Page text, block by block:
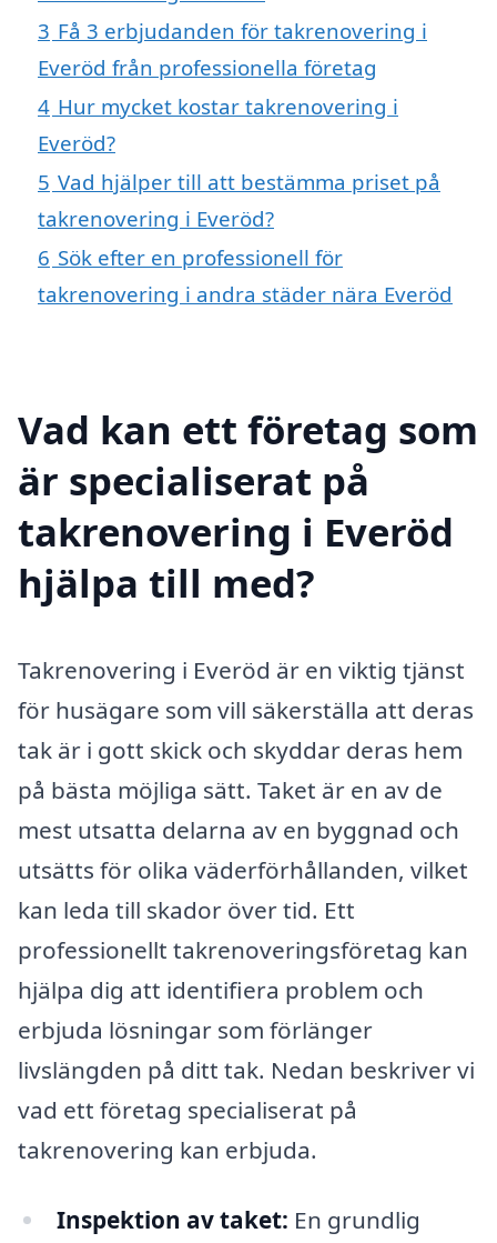
3 Få 3 erbjudanden för takrenovering i
Everöd från professionella företag
4 Hur mycket kostar takrenovering i
Everöd?
5 Vad hjälper till att bestämma priset på
takrenovering i Everöd?
6 Sök efter en professionell för
takrenovering i andra städer nära Everöd
Vad kan ett företag som
är specialiserat på
takrenovering i Everöd
hjälpa till med?
Takrenovering i Everöd är en viktig tjänst
för husägare som vill säkerställa att deras
tak är i gott skick och skyddar deras hem
på bästa möjliga sätt. Taket är en av de
mest utsatta delarna av en byggnad och
utsätts för olika väderförhållanden, vilket
kan leda till skador över tid. Ett
professionellt takrenoveringsföretag kan
hjälpa dig att identifiera problem och
erbjuda lösningar som förlänger
livslängden på ditt tak. Nedan beskriver vi
vad ett företag specialiserat på
takrenovering kan erbjuda.
Inspektion av taket: En grundlig